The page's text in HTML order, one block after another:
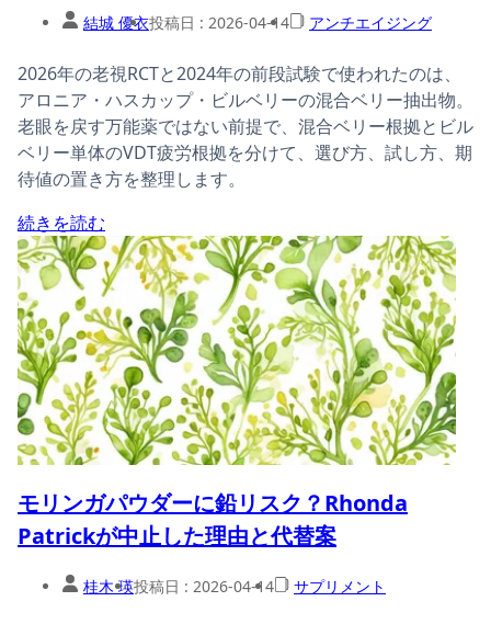
結城 優衣投稿日 : 2026-04-14 アンチエイジング
2026年の老視RCTと2024年の前段試験で使われたのは、
アロニア・ハスカップ・ビルベリーの混合ベリー抽出物。
老眼を戻す万能薬ではない前提で、混合ベリー根拠とビル
ベリー単体のVDT疲労根拠を分けて、選び方、試し方、期
待値の置き方を整理します。
続きを読む
モリンガパウダーに鉛リスク？Rhonda
Patrickが中止した理由と代替案
桂木 瑛投稿日 : 2026-04-14 サプリメント